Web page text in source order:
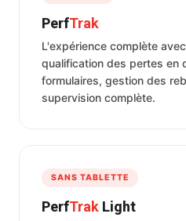
PerfTrak
L'expérience complète
qualification des pertes en
formulaires, gestion des
supervision complète.
SANS TABLETTE
PerfTrak Light